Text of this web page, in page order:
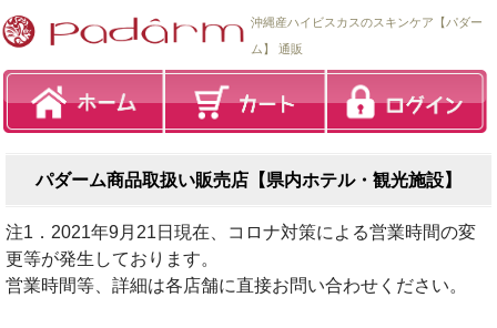
沖縄産ハイビスカスのスキンケア【パダー
ム】 通販
パダーム商品取扱い販売店【県内ホテル・観光施設】
注1．2021年9月21日現在、コロナ対策による営業時間の変
更等が発生しております。
営業時間等、詳細は各店舗に直接お問い合わせください。